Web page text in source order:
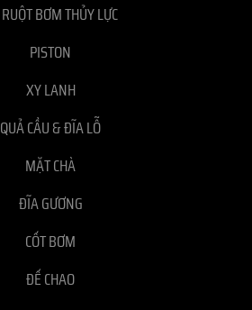
BƠM THỦY LỰC
PISTON
XY LANH
QUẢ CẦU & ĐĨA LỖ
MẶT CHÀ
ĐĨA GƯƠNG
CỐT BƠM
ĐẾ CHAO